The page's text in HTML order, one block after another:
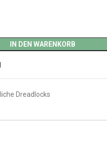
IN DEN WARENKORB
Dreadlocks